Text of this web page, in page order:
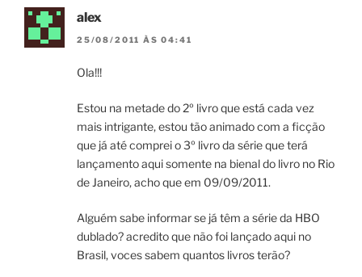
alex
25/08/2011 ÀS 04:41
Ola!!!
Estou na metade do 2º livro que está cada vez
mais intrigante, estou tão animado com a ficção
que já até comprei o 3º livro da série que terá
lançamento aqui somente na bienal do livro no Rio
de Janeiro, acho que em 09/09/2011.
Alguém sabe informar se já têm a série da HBO
dublado? acredito que não foi lançado aqui no
Brasil, voces sabem quantos livros terão?